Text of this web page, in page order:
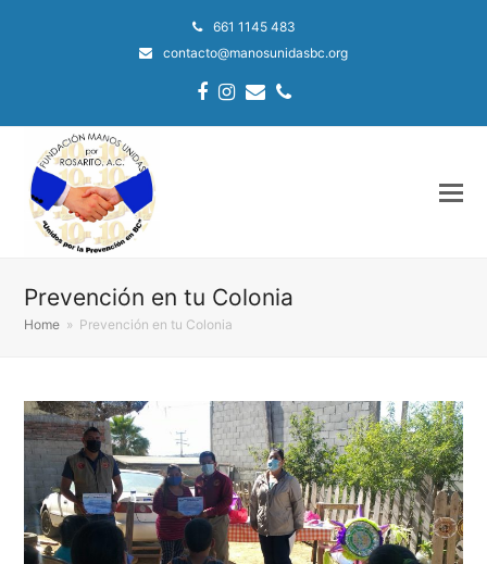
661 1145 483
contacto@manosunidasbc.org
Facebook
Instagram
EmailPhone
Prevención en tu Colonia
Home » Prevención en tu Colonia